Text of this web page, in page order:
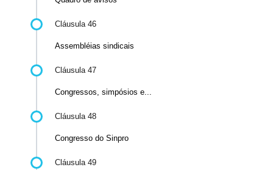
Cláusula 46
Assembléias sindicais
Cláusula 47
Congressos, simpósios e...
Cláusula 48
Congresso do Sinpro
Cláusula 49